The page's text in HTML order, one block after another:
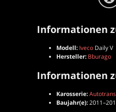
Informationen
Modell: Iveco Daily V
Hersteller: Bburago
Informationen
Karosserie:
Baujahr(e):